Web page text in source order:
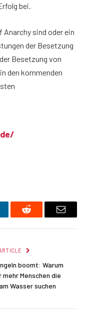
bei.
Anarchy sind oder ein
der Besetzung
Besetzung von
den kommenden
Reddit Email
boomt: Warum
mehr Menschen die
Wasser suchen